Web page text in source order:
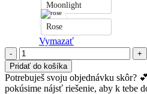
Moonlight
Rose
Vymazať
množstvo
Hodvábne
nohavičky
Secret
Pridať do košíka
Potrebuješ svoju objednávku skôr?
pokúsime nájsť riešenie, aby k tebe